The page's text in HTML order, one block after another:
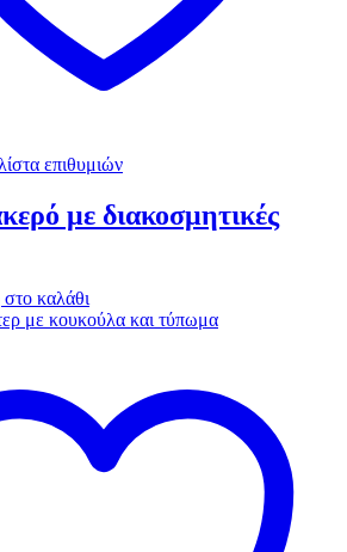
επιθυμιών
με διακοσμητικές
καλάθι